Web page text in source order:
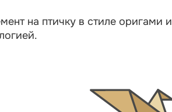
на птичку в стиле оригами и